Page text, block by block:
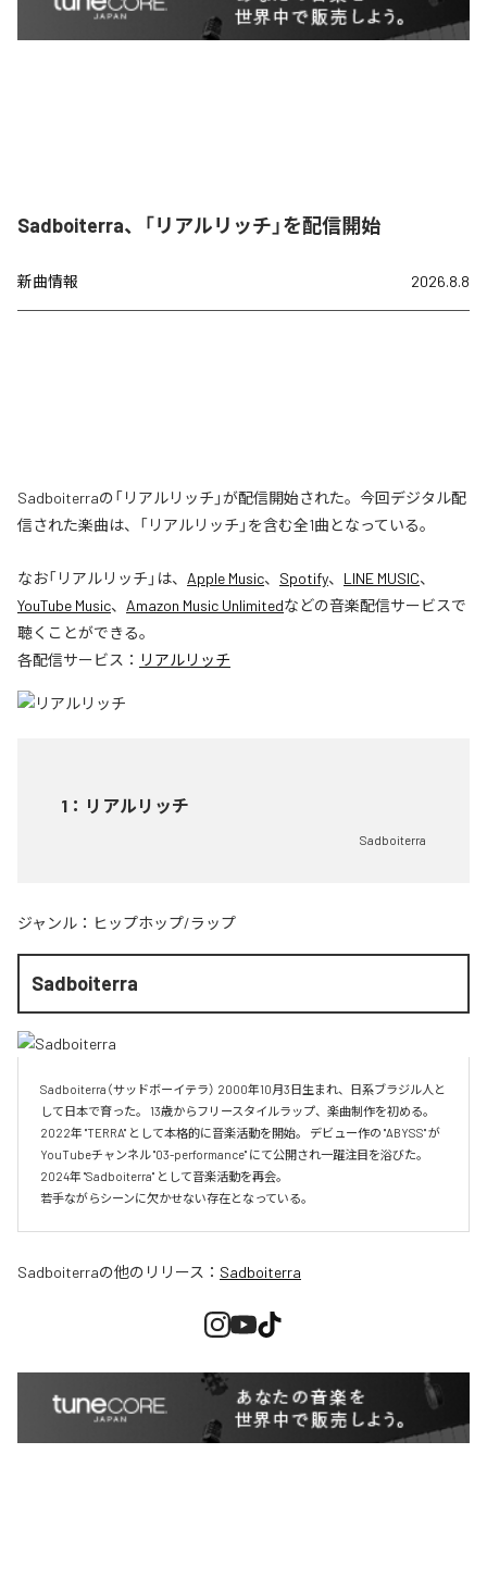
Sadboiterra、「リアルリッチ」を配信開始
新曲情報 2026.8.8
Sadboiterraの「リアルリッチ」が配信開始された。今回デジタル配
信された楽曲は、「リアルリッチ」を含む全1曲となっている。
なお「リアルリッチ 」は、 Apple Music、 Spotify、 LINE MUSIC、
YouTube Music、 Amazon Music Unlimitedなどの音楽配信サービスで
聴くことができる。
各配信サービス： リアルリッチ
1 ： リアルリッチ
Sadboiterra
ジャンル： ヒップホップ/ラップ
Sadboiterra
Sadboiterra（サッドボーイテラ） 2000年10月3日生まれ、日系ブラジル人と
して日本で育った。 13歳からフリースタイルラップ、楽曲制作を初める。
2022年 "TERRA" として本格的に音楽活動を開始。 デビュー作の "ABYSS" が
YouTubeチャンネル "03-performance" にて公開され一躍注目を浴びた。
2024年 "Sadboiterra" として音楽活動を再会。
若手ながらシーンに欠かせない存在となっている。
Sadboiterraの他のリリース： Sadboiterra